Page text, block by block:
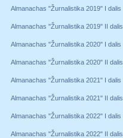
Almanachas "Žurnalistika 2019" I dalis
Almanachas "Žurnalistika 2019" II dalis
Almanachas "Žurnalistika 2020" I dalis
Almanachas "Žurnalistika 2020" II dalis
Almanachas "Žurnalistika 2021" I dalis
Almanachas "Žurnalistika 2021" II dalis
Almanachas "Žurnalistika 2022" I dalis
Almanachas "Žurnalistika 2022" II dalis